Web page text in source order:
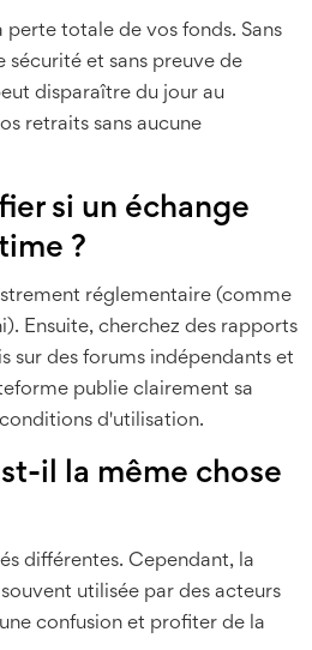
perte totale de vos fonds. Sans
sécurité et sans preuve de
disparaître du jour au
retraits sans aucune
si un échange
?
réglementaire (comme
Ensuite, cherchez des rapports
sur des forums indépendants et
publie clairement sa
d'utilisation.
il la même chose
différentes. Cependant, la
utilisée par des acteurs
confusion et profiter de la